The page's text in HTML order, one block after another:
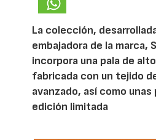
La colección,
embajadora de la marca,
incorpora una pala de
fabricada con un tejido
avanzado, así como
edición limitada